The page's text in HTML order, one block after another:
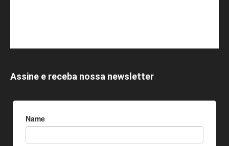
Assine e receba nossa newsletter